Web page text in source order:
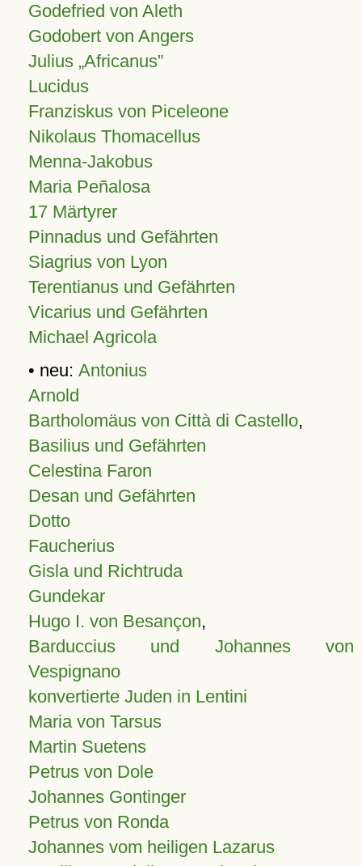
Godefried von Aleth
Godobert von Angers
Julius Africanus
Lucidus
Franziskus von Piceleone
Nikolaus Thomacellus
Menna-Jakobus
Maria Peñalosa
17 Märtyrer
Pinnadus und Gefährten
Siagrius von Lyon
Terentianus und Gefährten
Vicarius und Gefährten
Michael Agricola
• neu: Antonius
Arnold
Bartholomäus von Città di Castello,
Basilius und Gefährten
Celestina Faron
Desan und Gefährten
Dotto
Faucherius
Gisla und Richtruda
Gundekar
Hugo I. von Besançon,
Barduccius und Johannes von
Vespignano
konvertierte Juden in Lentini
Maria von Tarsus
Martin Suetens
Petrus von Dole
Johannes Gontinger
Petrus von Ronda
Johannes vom heiligen Lazarus